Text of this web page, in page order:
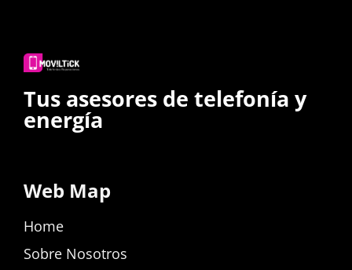
Tus asesores de telefonía y
energía
Web Map
Home
Sobre Nosotros